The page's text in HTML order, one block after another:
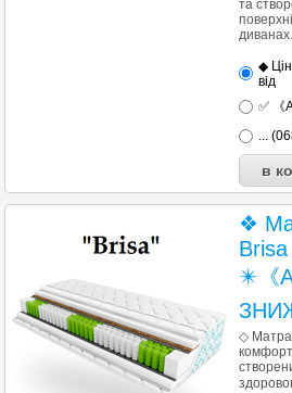
та
диванах.
◆
від
✅
...
❖
Brisa
✴️《
◇